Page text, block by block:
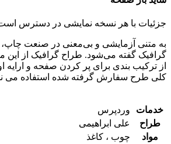
جزئیات با هر نسخه نمایشی در دسترس
به متنی آزمایشی و بی‌معنی در صنعت
گرافیک گفته می‌شود. طراح گرافیک از این
از ترکیب بندی برای پر کردن صفحه و
کلی طرح سفارش گرفته شده استفاده می
خدمات
وردپرس
طراح
علی ابراهیمی
مواد
چوب ، کاغذ